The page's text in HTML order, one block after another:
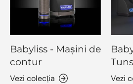
Babyliss - Mașini de
contur
Vezi colecția
Tuns
Vezi